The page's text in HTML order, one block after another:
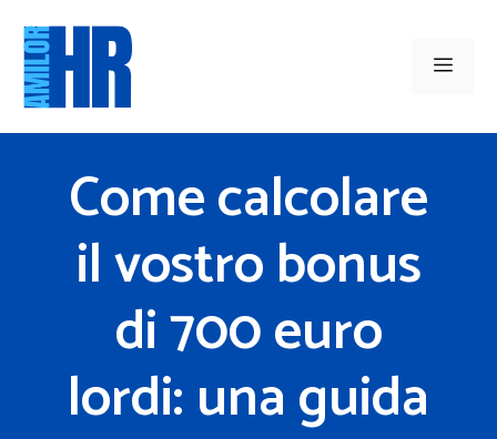
contenuto
Menu
Come calcolare
il vostro bonus
di 700 euro
lordi: una guida